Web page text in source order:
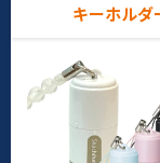
キーホルダ